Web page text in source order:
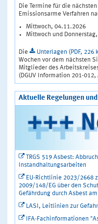
Die Termine für die
Emissionsarme Verfahren
Mittwoch, 04.11.2026
Mittwoch und
Die Unterlagen (PDF, 226
Wochen vor dem nächsten
Mitglieder des
(DGUV Information 201-012,
Aktuelle Regelungen
TRGS 519 Asbest:
Instandhaltungsarbeiten
EU-Richtlinie 2023/2668
2009/148/EG über den
Gefährdung durch Asbest
LASI, Leitlinien zur
IFA-Fachinformationen